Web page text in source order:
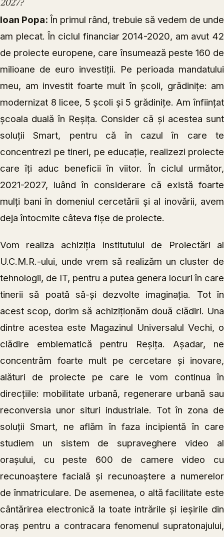
2027?
Ioan Popa: În primul rând, trebuie să vedem de unde
am plecat. În ciclul financiar 2014-2020, am avut 42
de proiecte europene, care însumează peste 160 de
milioane de euro investiții. Pe perioada mandatului
meu, am investit foarte mult în școli, grădinițe: am
modernizat 8 licee, 5 școli și 5 grădinițe. Am înființat
școala duală în Reșița. Consider că și acestea sunt
soluții Smart, pentru că în cazul în care te
concentrezi pe tineri, pe educație, realizezi proiecte
care îți aduc beneficii în viitor. În ciclul următor,
2021-2027, luând în considerare că există foarte
mulți bani în domeniul cercetării și al inovării, avem
deja întocmite câteva fișe de proiecte.
Vom realiza achiziția Institutului de Proiectări al
U.C.M.R.-ului, unde vrem să realizăm un cluster de
tehnologii, de IT, pentru a putea genera locuri în care
tinerii să poată să-și dezvolte imaginația. Tot în
acest scop, dorim să achiziționăm două clădiri. Una
dintre acestea este Magazinul Universalul Vechi, o
clădire emblematică pentru Reșița. Așadar, ne
concentrăm foarte mult pe cercetare și inovare,
alături de proiecte pe care le vom continua în
direcțiile: mobilitate urbană, regenerare urbană sau
reconversia unor situri industriale. Tot în zona de
soluții Smart, ne aflăm în faza incipientă în care
studiem un sistem de supraveghere video al
orașului, cu peste 600 de camere video cu
recunoaștere facială și recunoaștere a numerelor
de înmatriculare. De asemenea, o altă facilitate este
cântărirea electronică la toate intrările și ieșirile din
oraș pentru a contracara fenomenul supratonajului,